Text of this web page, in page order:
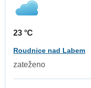
23 °C
Roudnice nad Labem
zateženo